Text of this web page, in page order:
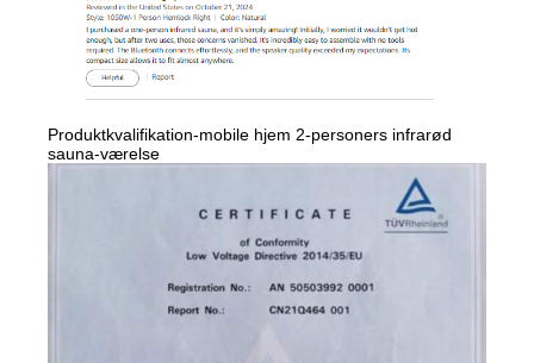
Produktkvalifikation-mobile hjem 2-personers infrarød
sauna-værelse